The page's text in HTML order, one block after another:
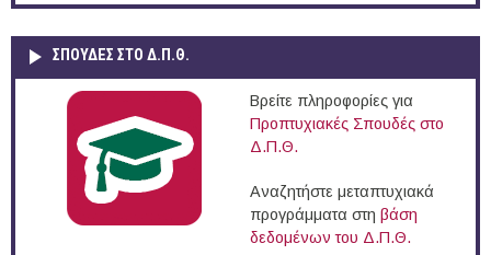
ΣΠΟΥΔΈΣ ΣΤΟ Δ.Π.Θ.
Βρείτε πληροφορίες για
Προπτυχιακές Σπουδές στο
Δ.Π.Θ.
Αναζητήστε μεταπτυχιακά
προγράμματα στη βάση
δεδομένων του Δ.Π.Θ.